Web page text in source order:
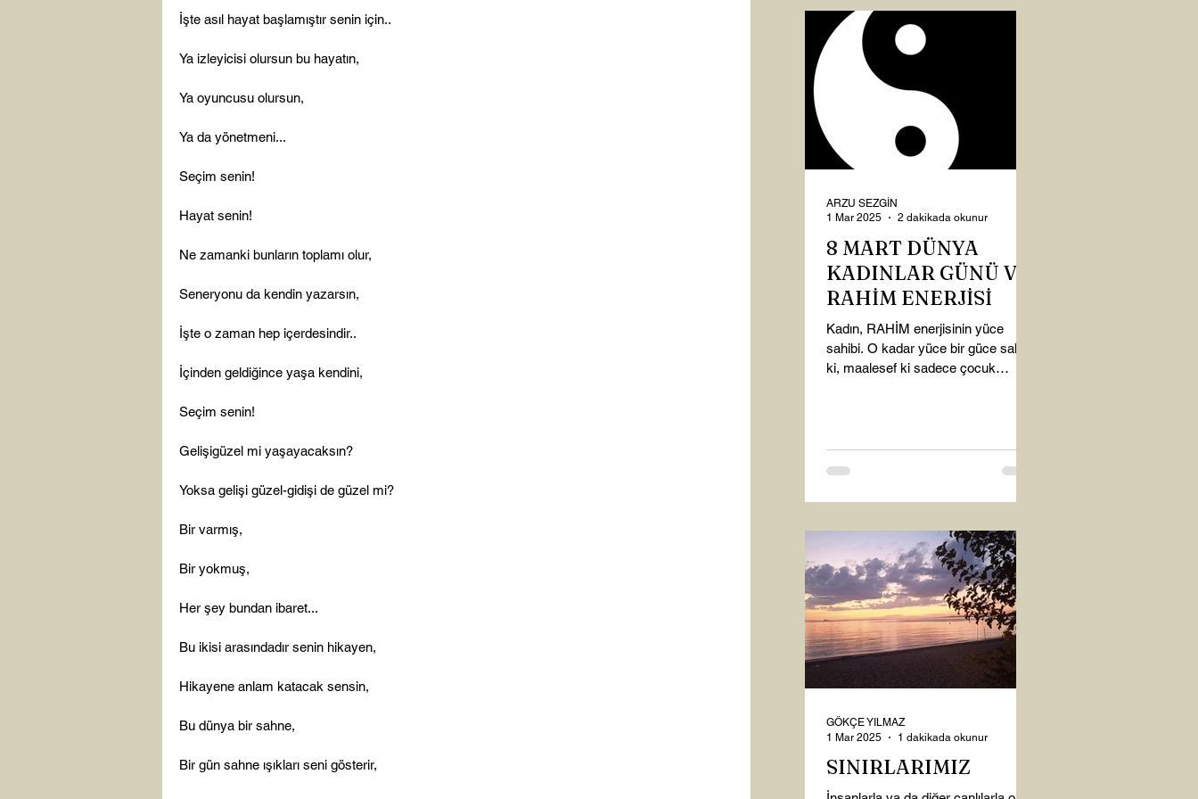
İşte asıl hayat başlamıştır senin için..
Ya izleyicisi olursun bu hayatın,
Ya oyuncusu olursun,
Ya da yönetmeni...
Seçim senin!
Hayat senin!
Ne zamanki bunların toplamı olur,
Seneryonu da kendin yazarsın,
İşte o zaman hep içerdesindir..
İçinden geldiğince yaşa kendini,
Seçim senin!
Gelişigüzel mi yaşayacaksın?
Yoksa gelişi güzel-gidişi de güzel mi?
Bir varmış,
Bir yokmuş,
Her şey bundan ibaret...
Bu ikisi arasındadır senin hikayen,
Hikayene anlam katacak sensin,
Bu dünya bir sahne,
Bir gün sahne ışıkları seni gösterir,
8 MART DÜNYA
KADINLAR GÜNÜ VE
RAHİM ENERJİSİ
Kadın, RAHİM enerjisinin yüce
sahibi. O kadar yüce bir güce sahip
ki, maalesef ki sadece çocuk
ARZU SEZGİN
1 Mar 2025
2 dakikada okunur
SINIRLARIMIZ
GÖKÇE YILMAZ
1 Mar 2025
1 dakikada okunur